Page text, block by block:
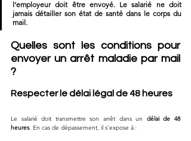
l’employeur doit être envoyé. Le salarié ne doit
jamais détailler son état de santé dans le corps du
mail.
Quelles sont les conditions pour
envoyer un arrêt maladie par mail
?
Respecter le délai légal de 48 heures
Le salarié doit transmettre son arrêt dans un délai de 48
heures. En cas de dépassement, il s’expose à :